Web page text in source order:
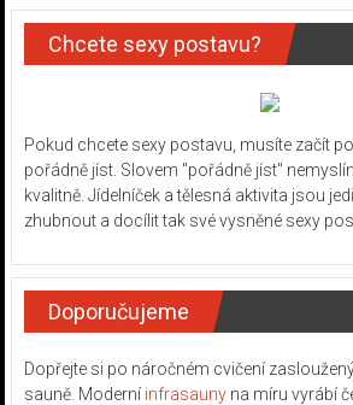
Chcete sexy postavu?
Pokud chcete sexy postavu, musíte začít
pořádně jíst. Slovem "pořádně jíst"
kvalitně. Jídelníček a tělesná aktivita jsou
zhubnout a docílit tak své vysněné sexy
Doporučujeme
Dopřejte si po náročném cvičení
sauně. Moderní infrasaunyna míru vyrábí